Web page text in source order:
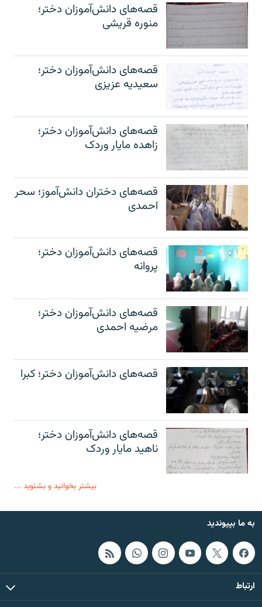
قصه‌های دانش‌آموزان دختر؛
منوره قریشی
قصه‌های دانش‌آموزان دختر؛
سعیدیه عزیزی
قصه‌های دانش‌آموزان دختر؛
زاهده مایار وردک
قصه‌های دختران دانش‌آموز؛ سحر
احمدی
قصه‌های دانش‌آموزان دختر؛
پروانه
قصه‌های دانش‌آموزان دختر؛
مرضیه احمدی
قصه‌های دانش‌آموزان دختر؛ کبرا
قصه‌های دانش‌آموزان دختر؛
ناهید مایار وردک
بیشتر بخوانید و بشنوید ...
به ما بپیوندید
ارتباط